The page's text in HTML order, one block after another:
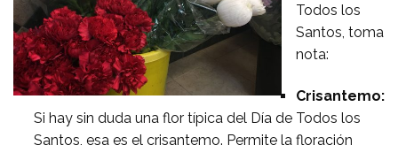
Todos los
Santos, toma
nota:
Crisantemo:
Si hay sin duda una flor típica del Día de Todos los
Santos, esa es el crisantemo. Permite la floración